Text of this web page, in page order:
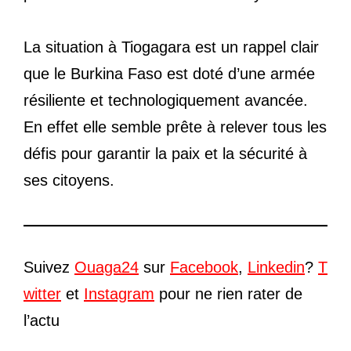
La situation à Tiogagara est un rappel clair
que le Burkina Faso est doté d’une armée
résiliente et technologiquement avancée.
En effet elle semble prête à relever tous les
défis pour garantir la paix et la sécurité à
ses citoyens.
Suivez Ouaga24 sur Facebook, Linkedin? T
witter et Instagram pour ne rien rater de
l’actu